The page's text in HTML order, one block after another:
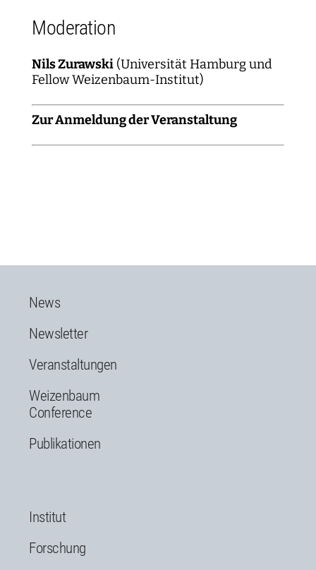
Moderation
Nils Zurawski (Universität Hamburg und
Fellow Weizenbaum-Institut)
Zur Anmeldung der Veranstaltung
News
Newsletter
Veranstaltungen
Weizenbaum
Conference
Publikationen
Institut
Forschung